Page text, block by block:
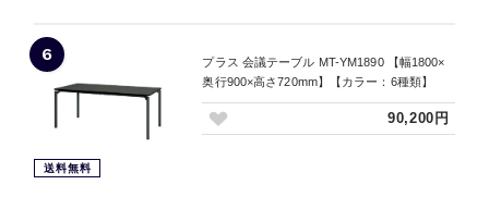
6
送料無料
プラス 会議テーブル MT-YM1890 【幅1800×
奥行900×高さ720mm】【カラー：6種類】
90,200円